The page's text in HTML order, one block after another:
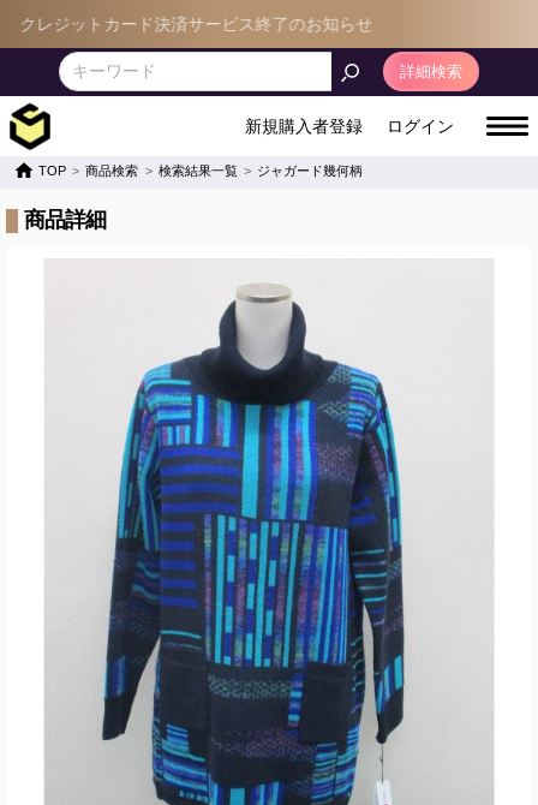
ジットカード決済サービス終了のお知らせ
詳細検索
新規購入者登録 ログイン
TOP 商品検索 検索結果一覧 ジャガード幾何柄
商品詳細